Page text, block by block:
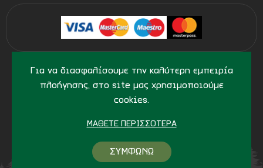
Για να διασφαλίσουμε την καλύτερη εμπειρία
πλοήγησης, στο site μας χρησιμοποιούμε
cookies.
ΜΆΘΕΤΕ ΠΕΡΙΣΣΌΤΕΡΑ
ΣΥΜΦΩΝΩ
© 2013 - 2026 PERVOLARAKIS1924.GR